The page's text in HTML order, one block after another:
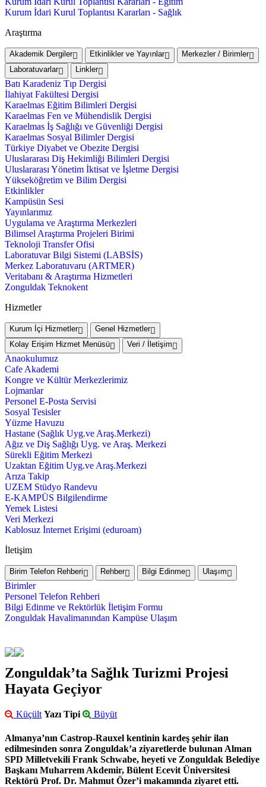
Kurum İdari Kurul Toplantısı Kararları - Sağlık
Araştırma
Akademik Dergiler Etkinlikler ve Yayınlar
Merkezler / Birimler
Laboratuvarlar
Linkler
Batı Karadeniz Tıp Dergisi
İlahiyat Fakültesi Dergisi
Karaelmas Eğitim Bilimleri Dergisi
Karaelmas Fen ve Mühendislik Dergisi
Karaelmas İş Sağlığı ve Güvenliği Dergisi
Karaelmas Sosyal Bilimler Dergisi
Türkiye Diyabet ve Obezite Dergisi
Uluslararası Diş Hekimliği Bilimleri Dergisi
Uluslararası Yönetim İktisat ve İşletme Dergisi
Yükseköğretim ve Bilim Dergisi
Etkinlikler
Kampüsün Sesi
Yayınlarımız
Uygulama ve Araştırma Merkezleri
Bilimsel Araştırma Projeleri Birimi
Teknoloji Transfer Ofisi
Laboratuvar Bilgi Sistemi (LABSİS)
Merkez Laboratuvaru (ARTMER)
Veritabanı & Araştırma Hizmetleri
Zonguldak Teknokent
Hizmetler
Kurum İçi Hizmetler
Genel Hizmetler
Kolay Erişim Hizmet Menüsü
Veri / İletişim
Anaokulumuz
Cafe Akademi
Kongre ve Kültür Merkezlerimiz
Lojmanlar
Personel E-Posta Servisi
Sosyal Tesisler
Yüzme Havuzu
Hastane (Sağlık Uyg.ve Araş.Merkezi)
Ağız ve Diş Sağlığı Uyg. ve Araş. Merkezi
Sürekli Eğitim Merkezi
Uzaktan Eğitim Uyg.ve Araş.Merkezi
Arıza Takip
UZEM Stüdyo Randevu
E-KAMPÜS Bilgilendirme
Yemek Listesi
Veri Merkezi
Kablosuz İnternet Erişimi (eduroam)
İletişim
Birim Telefon Rehberi Rehber Bilgi Edinme Ulaşım
Birimler
Personel Telefon Rehberi
Bilgi Edinme ve Rektörlük İletişim Formu
Zonguldak Havalimanından Kampüse Ulaşım
Zonguldak’ta Sağlık Turizmi Projesi
Hayata Geçiyor
Küçült Yazı Tipi Büyüt
Almanya’nın Castrop-Rauxel kentinin kardeş şehir ilan
edilmesinden sonra Zonguldak’a ziyaretlerde bulunan Alman
SPD Milletvekili Frank Schwabe, heyeti ve Zonguldak Belediye
Başkanı Muharrem Akdemir, Bülent Ecevit Üniversitesi
Rektörü Prof. Dr. Mahmut Özer’i makamında ziyaret etti.